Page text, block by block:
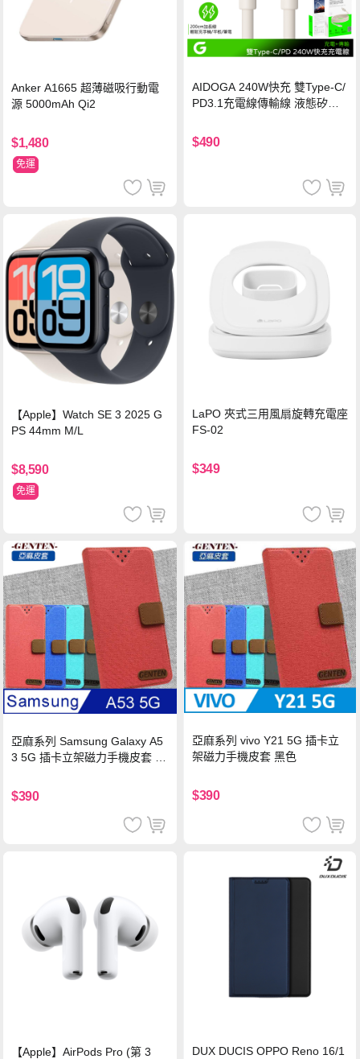
Anker A1665 超薄磁吸行動電
源 5000mAh Qi2
$1,480
免運
AIDOGA 240W快充 雙Type-C/
PD3.1充電線傳輸線 液態矽膠
機/平板/筆電
$490
【Apple】Watch SE 3 2025 G
PS 44mm M/L
$8,590
免運
LaPO 夾式三用風扇旋轉充電座
FS-02
$349
亞麻系列 Samsung Galaxy A5
3 5G 插卡立架磁力手機皮套 藍
$390
亞麻系列 vivo Y21 5G 插卡立
架磁力手機皮套 黑色
$390
【Apple】AirPods Pro (第 3
DUX DUCIS OPPO Reno 16/1